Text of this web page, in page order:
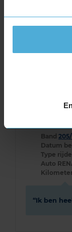
Band
Datum
Type
Auto
Ik ben